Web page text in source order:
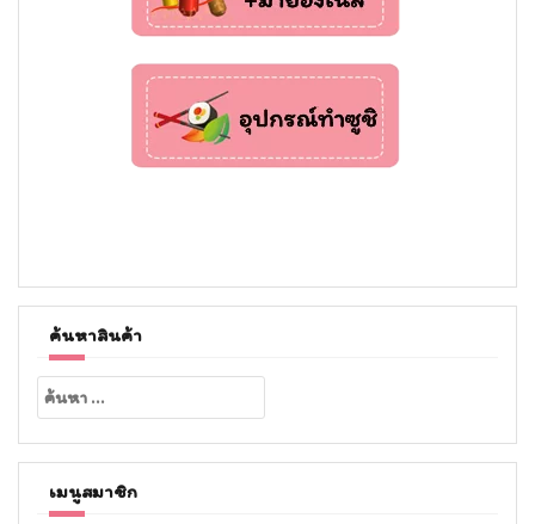
ค้นหาสินค้า
ค้นหา
สำหรับ:
เมนูสมาชิก